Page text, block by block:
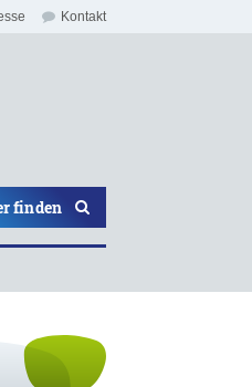
Kontakt
finden